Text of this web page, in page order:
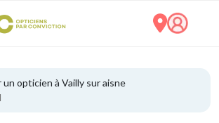
un opticien à Vailly sur aisne